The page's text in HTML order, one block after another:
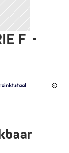
F  -
staal